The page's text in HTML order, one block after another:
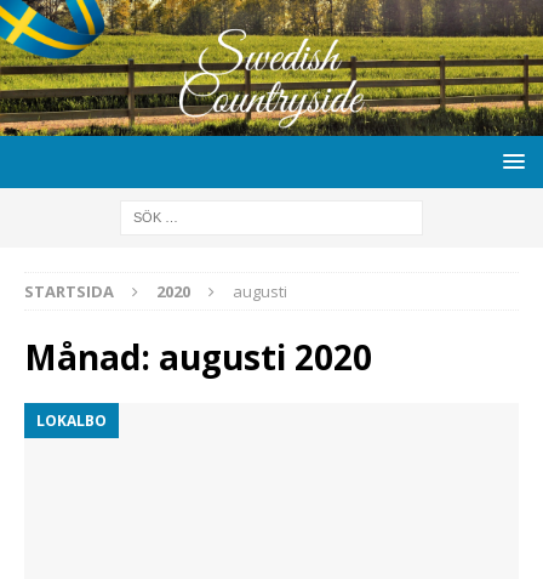
STARTSIDA 2020 augusti
Månad: augusti 2020
LOKALBO